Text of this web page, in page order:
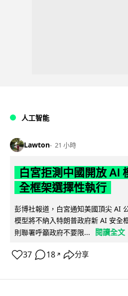
人工智能
Lawton 21 小時
白宮拒測中國開放 AI
全框架選擇性執行
彭博社報道，白宮通知美國頂尖 AI
模型將不納入特朗普政府新 AI 安全
則聯署呼籲政府不要限...
閱讀全文
37 18 ↗ 分享